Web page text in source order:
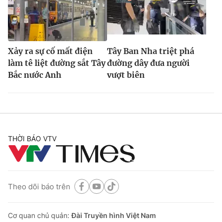
Xảy ra sự cố mất điện
làm tê liệt đường sắt Tây
Bắc nước Anh
Tây Ban Nha triệt phá
đường dây đưa người
vượt biên
THỜI BÁO VTV
Theo dõi báo trên
Cơ quan chủ quản:Đài Truyền hình Việt Nam